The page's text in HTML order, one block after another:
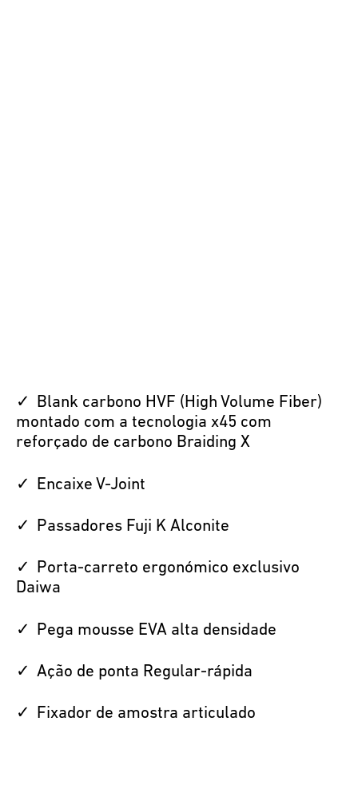
Blank carbono HVF (High Volume Fiber)
montado com a tecnologia x45 com
reforçado de carbono Braiding X
Encaixe V-Joint
Passadores Fuji K Alconite
Porta-carreto ergonómico exclusivo
Daiwa
Pega mousse EVA alta densidade
Ação de ponta Regular-rápida
Fixador de amostra articulado